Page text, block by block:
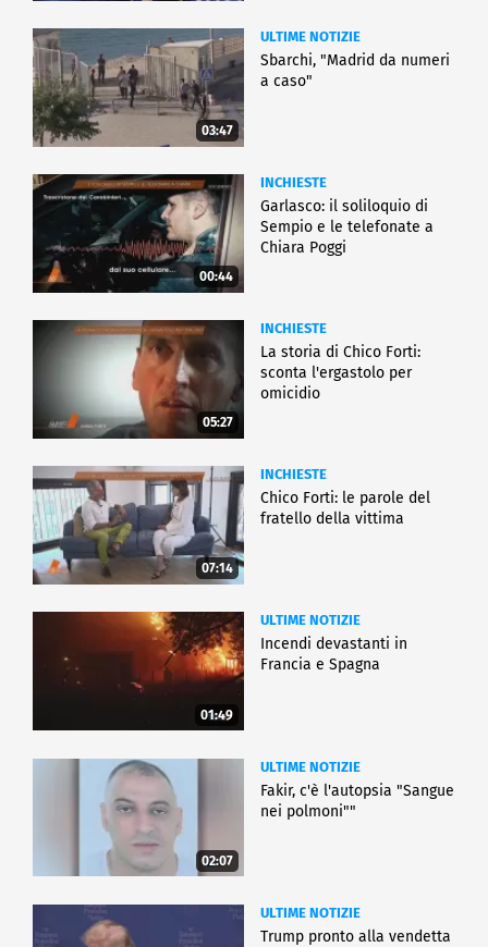
03:47
ULTIME NOTIZIE
Sbarchi, "Madrid da numeri
a caso"
00:44
INCHIESTE
Garlasco: il soliloquio di
Sempio e le telefonate a
Chiara Poggi
05:27
INCHIESTE
La storia di Chico Forti:
sconta l'ergastolo per
omicidio
07:14
INCHIESTE
Chico Forti: le parole del
fratello della vittima
01:49
ULTIME NOTIZIE
Incendi devastanti in
Francia e Spagna
02:07
ULTIME NOTIZIE
Fakir, c'è l'autopsia "Sangue
nei polmoni""
ULTIME NOTIZIE
Trump pronto alla vendetta